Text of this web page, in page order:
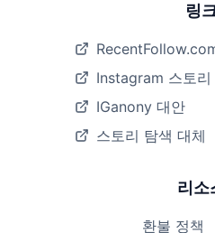
링
Instagram 스토리
IGanony 대안
스토리 탐색 대체
리소
환불 정책